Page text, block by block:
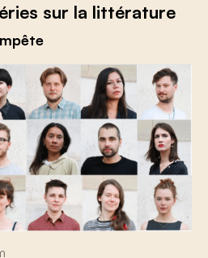
sur la littérature